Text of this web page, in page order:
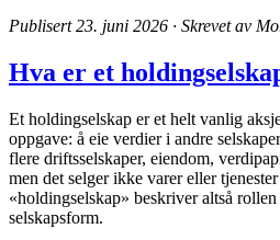
Publisert 23. juni 2026 · Skrevet av
Hva er et
Et holdingselskap er et helt vanlig
oppgave: å eie verdier i andre
flere driftsselskaper, eiendom,
men det selger ikke varer eller
«holdingselskap» beskriver altså
selskapsform.